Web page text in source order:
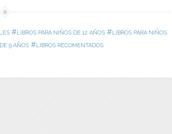
#LIBROS PARA NIÑOS DE 12 AÑOS#LIBROS PARA NIÑOS
9 AÑOS #LIBROS RECOMENTADOS